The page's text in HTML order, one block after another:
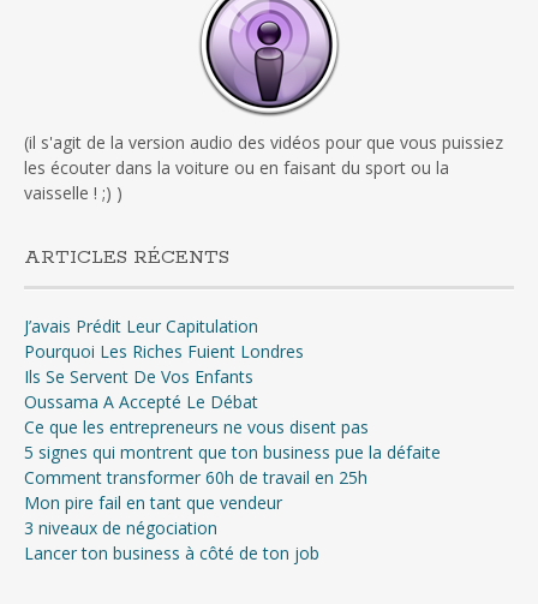
(il s'agit de la version audio des vidéos pour que vous puissiez
les écouter dans la voiture ou en faisant du sport ou la
vaisselle ! ;) )
ARTICLES RÉCENTS
J’avais Prédit Leur Capitulation
Pourquoi Les Riches Fuient Londres
Ils Se Servent De Vos Enfants
Oussama A Accepté Le Débat
Ce que les entrepreneurs ne vous disent pas
5 signes qui montrent que ton business pue la défaite
Comment transformer 60h de travail en 25h
Mon pire fail en tant que vendeur
3 niveaux de négociation
Lancer ton business à côté de ton job